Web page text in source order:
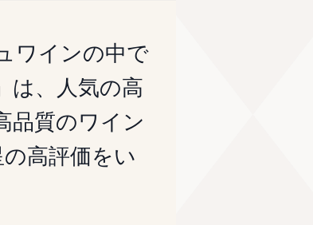
ワインの中で
は、人気の高
品質のワイン
高評価をい